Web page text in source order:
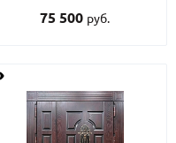
нестандартным большим
75 500 руб.